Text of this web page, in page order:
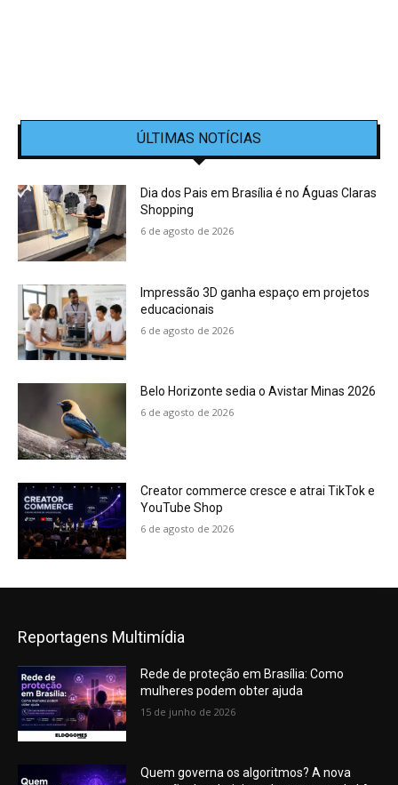
ÚLTIMAS NOTÍCIAS
Dia dos Pais em Brasília é no Águas Claras
Shopping
6 de agosto de 2026
Impressão 3D ganha espaço em projetos
educacionais
6 de agosto de 2026
Belo Horizonte sedia o Avistar Minas 2026
6 de agosto de 2026
Creator commerce cresce e atrai TikTok e
YouTube Shop
6 de agosto de 2026
Reportagens Multimídia
Rede de proteção em Brasília: Como
mulheres podem obter ajuda
15 de junho de 2026
Quem governa os algoritmos? A nova